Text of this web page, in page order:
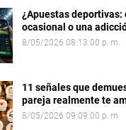
¿Apuestas deportivas:
ocasional o una
8/05/2026 08:13:00 p. m.
11 señales que
pareja realmente te
8/05/2026 09:09:00 p. m.